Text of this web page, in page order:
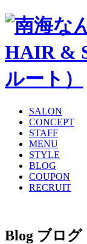
SALON
CONCEPT
STAFF
MENU
STYLE
BLOG
COUPON
RECRUIT
Blog ブログ